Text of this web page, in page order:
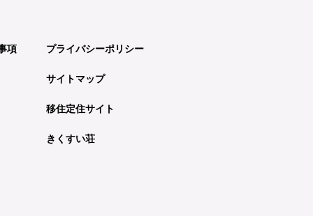
項 プライバシーポリシー
サイトマップ
移住定住サイト
きくすい荘